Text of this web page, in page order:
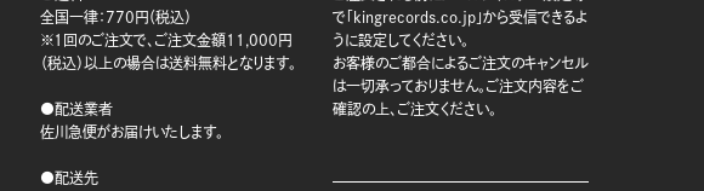
全国一律：770円（税込）
※1回のご注文で、ご注文金額11,000円
（税込）以上の場合は送料無料となります。
●配送業者
佐川急便がお届けいたします。
●配送先
で「kingrecords.co.jp」から受信できるよ
うに設定してください。
お客様のご都合によるご注文のキャンセル
は一切承っておりません。ご注文内容をご
確認の上、ご注文ください。